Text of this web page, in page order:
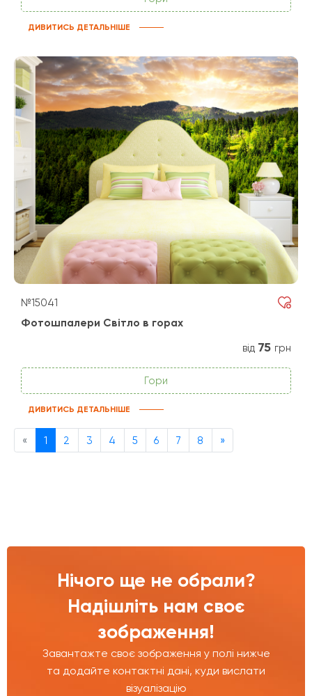
ДИВИТИСЬ ДЕТАЛЬНІШЕ
№15041
Фотошпалери Світло в горах
від 75 грн
Гори
ДИВИТИСЬ ДЕТАЛЬНІШЕ
« Previous
1 2 3 4 5 6 7 8 »Next
Нічого ще не обрали?
Надішліть нам своє
зображення!
Завантажте своє зображення у полі нижче
та додайте контактні дані, куди вислати
візуалізацію